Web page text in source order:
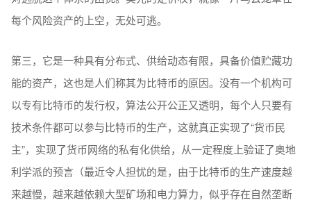
每个风险资产的上空，无处可逃。
第三，它是一种具有分布式、供给动态有限，具备价值贮藏功
能的资产，这也是人们称其为比特币的原因。没有一个机构可
以专有比特币的发行权，算法公开公正又透明，每个人只要有
技术条件都可以参与比特币的生产，这就真正实现了“货币民
主”，实现了货币网络的私有化供给，从一定程度上验证了奥地
利学派的预言（最近令人担忧的是，由于比特币的生产速度越
来越慢，越来越依赖大型矿场和电力算力，似乎存在自然垄断